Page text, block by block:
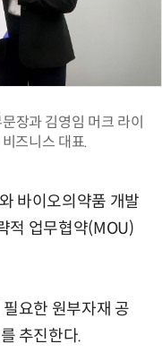
장과 김영임 머크 라이
즈니스 대표.
바이오의약품 개발
적 업무협약(MOU)
요한 원부자재 공
추진한다.